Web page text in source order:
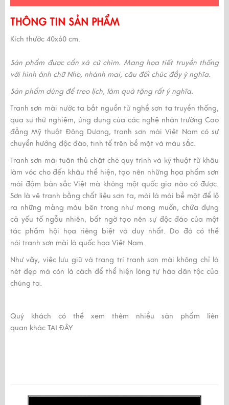
THÔNG TIN SẢN PHẨM
Kích thước 40x60 cm.
Sản phẩm được cẩn xà cừ chìm. Mang họa tiết truyền thống
với hình ảnh chữ Nho, nhánh mai, câu đối chúc đầy ý nghĩa.
Sản phẩm dùng để treo lịch, làm quà tặng rất ý nghĩa.
Tranh sơn mài nước ta bắt nguồn từ nghề sơn ta truyền thống,
qua sự thử nghiệm, ứng dụng của các nghệ nhân trường Cao
đẳng Mỹ thuật Đông Dương, tranh sơn mài Việt Nam có sự
chuyển hướng độc đáo, tinh tế trên bề mặt và màu sắc.
Tranh sơn mài tuân thủ chặt chẽ quy trình và kỹ thuật từ khâu
làm vóc cho đến khâu thể hiện, tạo nên những họa phẩm sơn
mài đậm bản sắc Việt mà không một quốc gia nào có được.
Sơn là vẽ tranh bằng chất liệu sơn ta, mài là mài bề mặt để lộ
ra những mảng màu bên trong như mong muốn, chứa đựng
cả yếu tố ngẫu nhiên, bất ngờ tạo nên sự độc đáo của một
tác phẩm hội họa riêng biệt và duy nhất. Do đó có thể
nói tranh sơn mài là quốc họa Việt Nam.
Như vậy, việc lưu giữ và trang trítranh sơn mài không chỉ là
nét đẹp mà còn là cách để thể hiện lòng tự hào dân tộc của
chúng ta.
Quý khách có thể xem thêm nhiều sản phẩm liên
quan khác TẠI ĐÂY